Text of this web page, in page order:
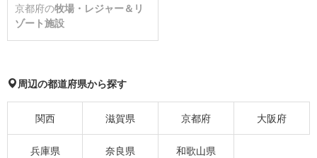
京都府の牧場・レジャー＆リ
ゾート施設
周辺の都道府県から探す
関西 滋賀県 京都府 大阪府
兵庫県 奈良県 和歌山県